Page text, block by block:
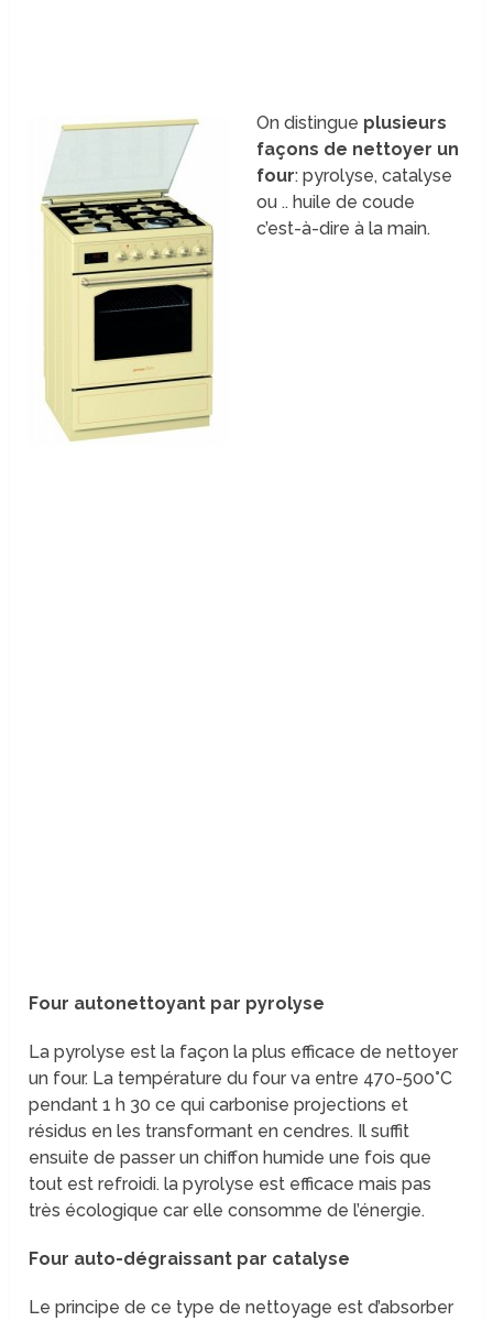
On distingue plusieurs
façons de nettoyer un
four: pyrolyse, catalyse
ou .. huile de coude
c’est-à-dire à la main.
Four autonettoyant par pyrolyse
La pyrolyse est la façon la plus efficace de nettoyer
un four. La température du four va entre 470-500°C
pendant 1 h 30 ce qui carbonise projections et
résidus en les transformant en cendres. Il suffit
ensuite de passer un chiffon humide une fois que
tout est refroidi. la pyrolyse est efficace mais pas
très écologique car elle consomme de l’énergie.
Four auto-dégraissant par catalyse
Le principe de ce type de nettoyage est d’absorber